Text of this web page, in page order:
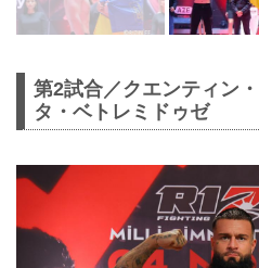
第2試合／クエンティン
タ・ベトレミドゥゼ